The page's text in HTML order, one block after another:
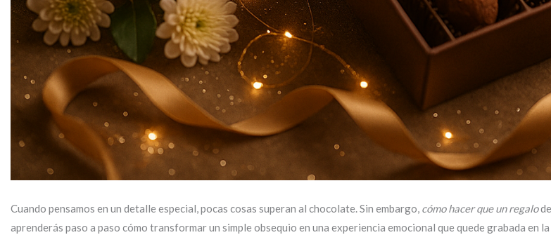
Cuando pensamos en un detalle especial, pocas cosas superan al chocolate. Sin embargo, cómo hacer que un regalo
aprenderás paso a paso cómo transformar un simple obsequio en una experiencia emocional que quede grabada en